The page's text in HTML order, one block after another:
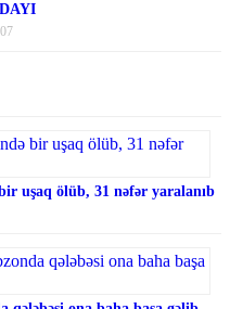
uşaq ölüb, 31 nəfər yaralanıb